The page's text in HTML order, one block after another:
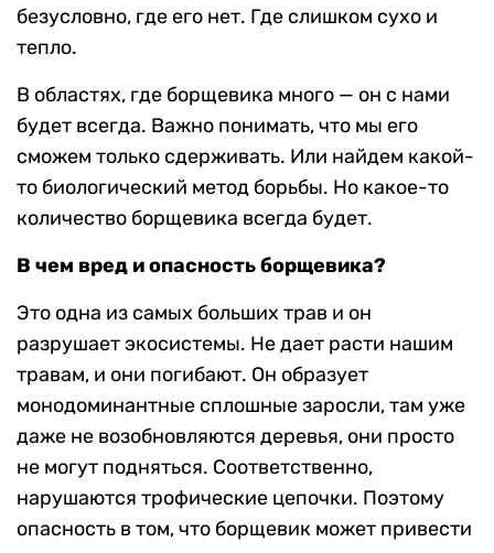
безусловно, где его нет. Где слишком сухо и
тепло.
В областях, где борщевика много — он с нами
будет всегда. Важно понимать, что мы его
сможем только сдерживать. Или найдем какой-
то биологический метод борьбы. Но какое-то
количество борщевика всегда будет.
В чем вред и опасность борщевика?
Это одна из самых больших трав и он
разрушает экосистемы. Не дает расти нашим
травам, и они погибают. Он образует
монодоминантные сплошные заросли, там уже
даже не возобновляются деревья, они просто
не могут подняться. Соответственно,
нарушаются трофические цепочки. Поэтому
опасность в том, что борщевик может привести